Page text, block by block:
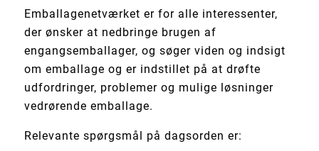
Emballagenetværket er for alle interessenter,
der ønsker at nedbringe brugen af
engangsemballager, og søger viden og indsigt
om emballage og er indstillet på at drøfte
udfordringer, problemer og mulige løsninger
vedrørende emballage.
Relevante spørgsmål på dagsorden er: